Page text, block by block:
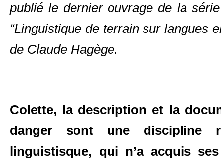
publié le dernier ouvrage de la
“Linguistique de terrain sur langues
de Claude Hagège.
Colette, la description et la
danger sont une discipline
linguistisque, qui n’a acquis